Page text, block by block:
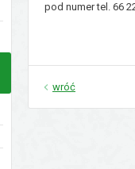
pod numer tel. 66
wróć